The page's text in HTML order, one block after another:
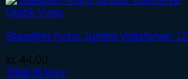
Quick View
Staedtler Noris Jumbo Voksfarver 12
kr. 44,00
Tilføj til kurv